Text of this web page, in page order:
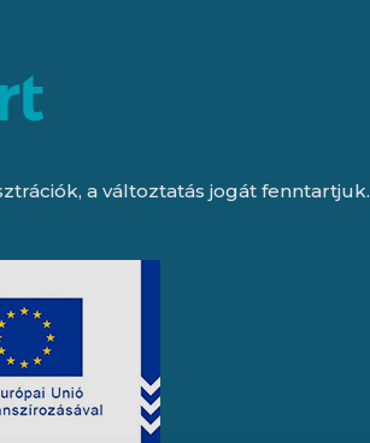
a változtatás jogát fenntartjuk.